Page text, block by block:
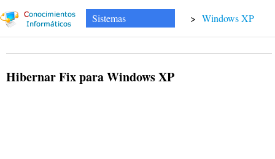
Sistemas > Windows XP
Hibernar Fix para Windows XP